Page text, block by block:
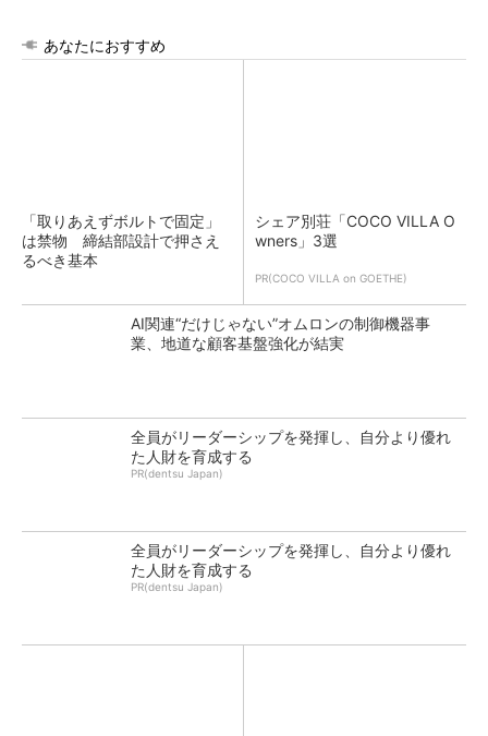
あなたにおすすめ
「取りあえずボルトで固定」
は禁物 締結部設計で押さえ
るべき基本
シェア別荘「COCO VILLA O
wners」3選
PR(COCO VILLA on GOETHE)
AI関連“だけじゃない”オムロンの制御機器事
業、地道な顧客基盤強化が結実
全員がリーダーシップを発揮し、自分より優れ
た人財を育成する
PR(dentsu Japan)
全員がリーダーシップを発揮し、自分より優れ
た人財を育成する
PR(dentsu Japan)